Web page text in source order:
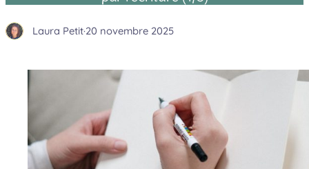
Laura Petit·20 novembre 2025